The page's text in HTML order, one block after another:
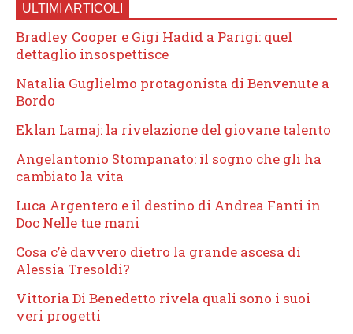
ULTIMI ARTICOLI
Bradley Cooper e Gigi Hadid a Parigi: quel
dettaglio insospettisce
Natalia Guglielmo protagonista di Benvenute a
Bordo
Eklan Lamaj: la rivelazione del giovane talento
Angelantonio Stompanato: il sogno che gli ha
cambiato la vita
Luca Argentero e il destino di Andrea Fanti in
Doc Nelle tue mani
Cosa c’è davvero dietro la grande ascesa di
Alessia Tresoldi?
Vittoria Di Benedetto rivela quali sono i suoi
veri progetti